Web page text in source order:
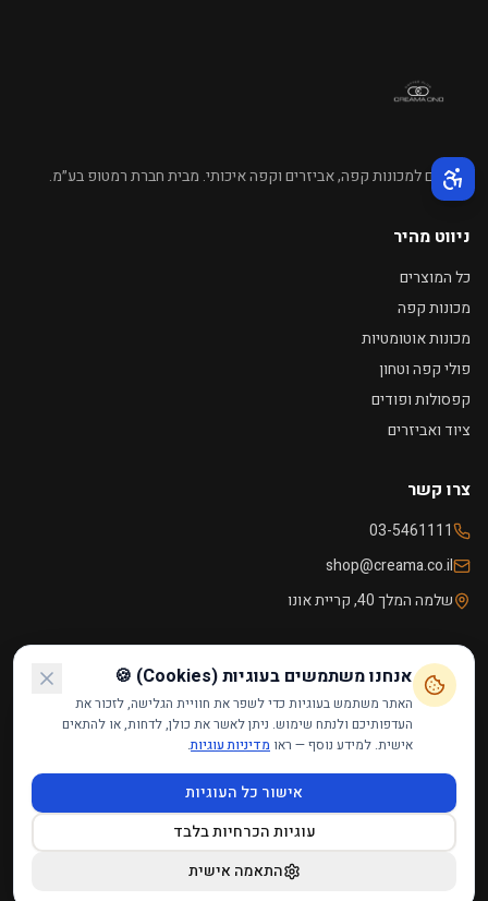
מומחים למכונות קפה, אביזרים וקפה איכותי. מבית חברת רמטופ בע״מ.
ניווט מהיר
כל המוצרים
מכונות קפה
מכונות אוטומטיות
פולי קפה וטחון
קפסולות ופודים
ציוד ואביזרים
צרו קשר
03-5461111
shop@creama.co.il
שלמה המלך 40, קריית אונו
שעות פעילות
ראשון - חמישי
09:00 - 18:00
09:00 - 14:00
קרמה אונו — מבית רמטופ בע״מ. כל הזכויות שמורות.
תפריט נגישות פעיל
אנחנו משתמשים בעוגיות (Cookies) 🍪
האתר משתמש בעוגיות כדי לשפר את חוויית הגלישה, לזכור את
העדפותיכם ולנתח שימוש. ניתן לאשר את כולן, לדחות, או להתאים
אישית. למידע נוסף — ראו מדיניות עוגיות.
אישור כל העוגיות
עוגיות הכרחיות בלבד
התאמה אישית